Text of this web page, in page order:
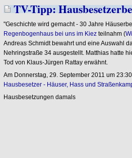
TV-Tipp:
"Geschichte wird gemacht - 30 Jahre
Regenbogenhaus bei uns im Kiezteilnahm (
Andreas Schmidt bewahrt und eine Auswahl
Nehringstraße 34 ausgestellt. Matthias hatte
Tod von Klaus-Jürgen Rattay erwähnt.
Am Donnerstag, 29. September 2011 um
Hausbesetzer - Häuser, Hass und
Hausbesetzungen damals